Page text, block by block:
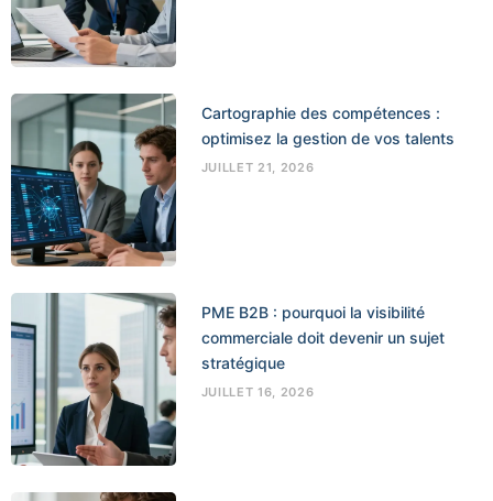
Cartographie des compétences :
optimisez la gestion de vos talents
JUILLET 21, 2026
PME B2B : pourquoi la visibilité
commerciale doit devenir un sujet
stratégique
JUILLET 16, 2026